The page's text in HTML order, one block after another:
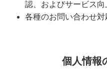
認、およびサービス
各種のお問い合わせ対
個人情報